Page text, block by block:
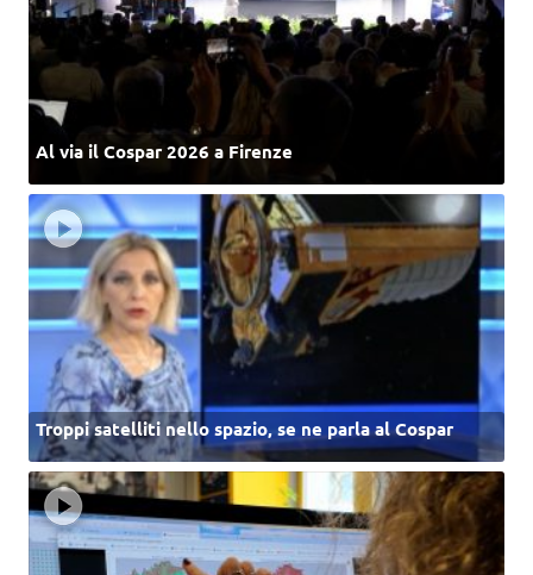
Al via il Cospar 2026 a Firenze
Troppi satelliti nello spazio, se ne parla al Cospar